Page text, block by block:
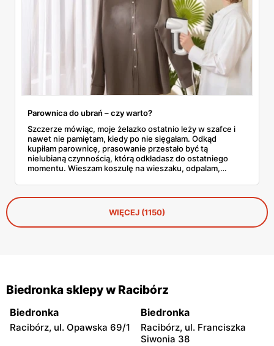
Parownica do ubrań – czy warto?
Szczerze mówiąc, moje żelazko ostatnio leży w szafce i
nawet nie pamiętam, kiedy po nie sięgałam. Odkąd
kupiłam parownicę, prasowanie przestało być tą
nielubianą czynnością, którą odkładasz do ostatniego
momentu. Wieszam koszulę na wieszaku, odpalam,
zaczyna się problem, bo parownic jest na rynku
zatrzęsienie, a nie każda robi to, co obiecuje producent.
WIĘCEJ (1150)
Biedronka sklepy w Racibórz
Biedronka
Racibórz, ul. Opawska 69/1
Biedronka
Racibórz, ul. Franciszka
Siwonia 38